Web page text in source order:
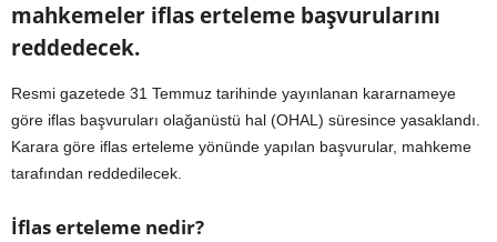
mahkemeler iflas erteleme başvurularını
reddedecek.
Resmi gazetede 31 Temmuz tarihinde yayınlanan kararnameye
göre iflas başvuruları olağanüstü hal (OHAL) süresince yasaklandı.
Karara göre iflas erteleme yönünde yapılan başvurular, mahkeme
tarafından reddedilecek.
İflas erteleme nedir?